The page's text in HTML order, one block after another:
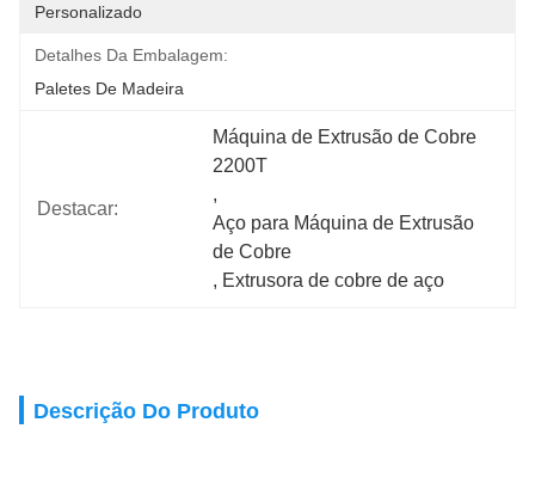
Personalizado
Detalhes Da Embalagem:
Paletes De Madeira
Destacar:
Máquina de Extrusão de Cobre
2200T
,
Aço para Máquina de Extrusão
de Cobre
, Extrusora de cobre de aço
Descrição Do Produto